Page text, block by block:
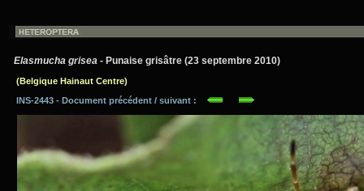
Elasmucha grisea - Punaise grisâtre (23 septembre 2010)
(Belgique Hainaut Centre)
INS-2443 - Document précédent / suivant :